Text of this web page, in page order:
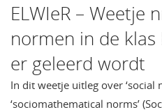
ELWIeR – Weetje
normen in de
er geleerd wordt
In dit weetje uitleg over ‘social
‘sociomathematical norms’